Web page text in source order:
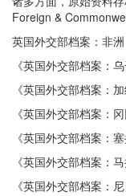
Foreign &
英国外交部档案：非
《英国外交部档案：
《英国外交部档案：
《英国外交部档案：
《英国外交部档案：
《英国外交部档案：
《英国外交部档案：